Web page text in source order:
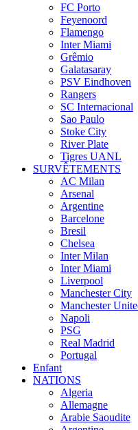
FC Porto
Feyenoord
Flamengo
Inter Miami
Grêmio
Galatasaray
PSV Eindhoven
Rangers
SC Internacional
Sao Paulo
Stoke City
River Plate
Tigres UANL
SURVÊTEMENTS
AC Milan
Arsenal
Argentine
Barcelone
Bresil
Chelsea
Inter Milan
Inter Miami
Liverpool
Manchester City
Manchester
Napoli
PSG
Real Madrid
Portugal
Enfant
NATIONS
Algeria
Allemagne
Arabie Saoudite